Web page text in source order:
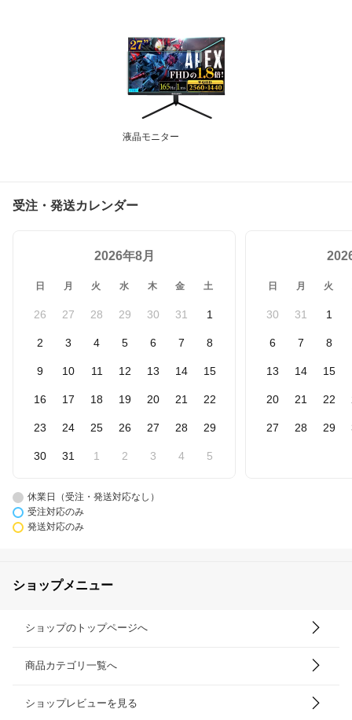
液晶モニター
受注・発送カレンダー
2026年8月
日 月 火 水 木 金 土
26 27 28 29 30 31 1
2 3 4 5 6 7 8
9 10 11 12 13 14 15
16 17 18 19 20 21 22
23 24 25 26 27 28 29
30 31 1 2 3 4 5
日 月 火
30 31 1
6 7 8
13 14 15
20 21 22
27 28 29
休業日（受注・発送対応なし）
受注対応のみ
発送対応のみ
ショップメニュー
ショップのトップページへ
商品カテゴリ一覧へ
ショップレビューを見る